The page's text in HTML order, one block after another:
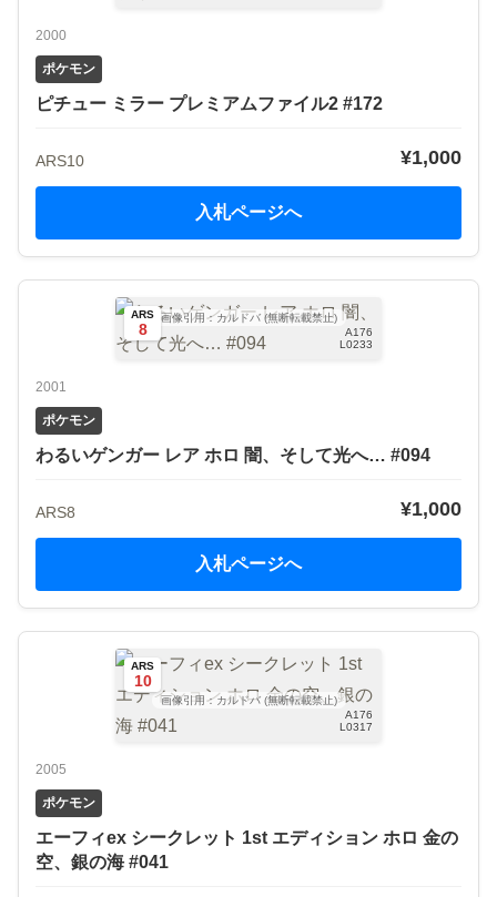
2000
ポケモン
ピチュー ミラー プレミアムファイル2 #172
ARS10 ¥1,000
入札ページへ
ARS
8
A176
L0233
画像引用：カルドバ (無断転載禁止)
2001
ポケモン
わるいゲンガー レア ホロ 闇、そして光へ… #094
ARS8 ¥1,000
入札ページへ
ARS
10
A176
L0317
画像引用：カルドバ (無断転載禁止)
2005
ポケモン
エーフィex シークレット 1st エディション ホロ 金の
空、銀の海 #041